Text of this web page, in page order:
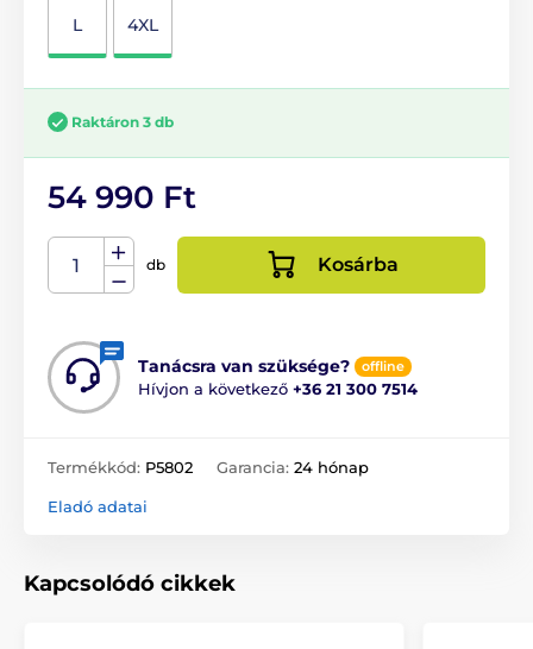
L 4XL
Raktáron 3 db
54 990 Ft
db Kosárba
Tanácsra van szüksége? offline
Hívjon a következő +36 21 300 7514
Termékkód: P5802 Garancia: 24 hónap
Eladó adatai
Kapcsolódó cikkek